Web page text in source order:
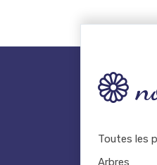
Toutes les
Arbres